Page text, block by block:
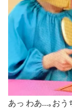
あっ わあ…｡おう